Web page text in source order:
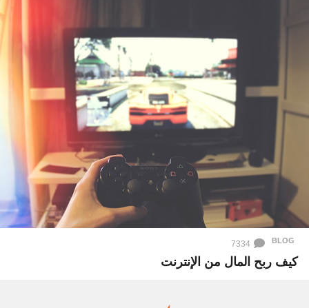
BLOG
7334
كيف ربح المال من الإنترنت